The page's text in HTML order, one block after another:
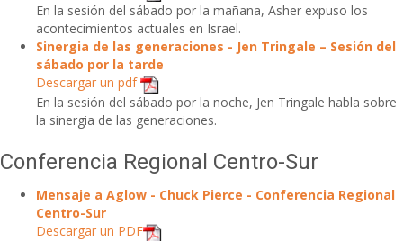
En la sesión del sábado por la mañana, Asher expuso los
acontecimientos actuales en Israel.
Sinergia de las generaciones - Jen Tringale – Sesión del
sábado por la tarde
Descargar un pdf
En la sesión del sábado por la noche, Jen Tringale habla sobre
la sinergia de las generaciones.
Conferencia Regional Centro-Sur
Mensaje a Aglow - Chuck Pierce - Conferencia Regional
Centro-Sur
Descargar un PDF